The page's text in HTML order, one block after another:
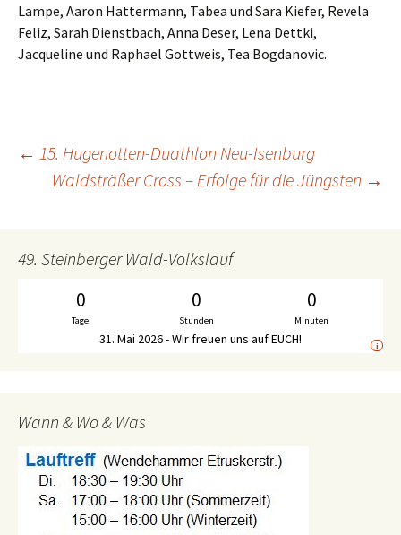
Lampe, Aaron Hattermann, Tabea und Sara Kiefer, Revela
Feliz, Sarah Dienstbach, Anna Deser, Lena Dettki,
Jacqueline und Raphael Gottweis, Tea Bogdanovic.
Beitrags-
← 15. Hugenotten-Duathlon Neu-Isenburg
Waldsträßer Cross – Erfolge für die Jüngsten →
49. Steinberger Wald-Volkslauf
0
Tage
0
Stunden
0
Minuten
31. Mai 2026 - Wir freuen uns auf EUCH! i
Wann & Wo & Was